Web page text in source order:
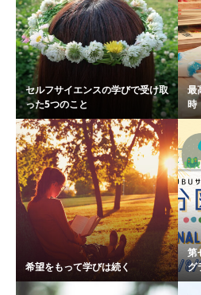
セルフサイエンスの学びで受け取
った5つのこと
最
時
希望をもって学びは続く
第
グ